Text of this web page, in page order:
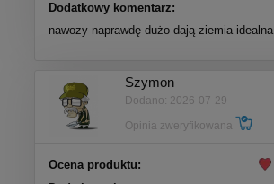
Dodatkowy komentarz:
nawozy naprawdę dużo dają ziemia idealna
Szymon
Dodano: 2026-07-29
Opinia zweryfikowana
Ocena produktu: